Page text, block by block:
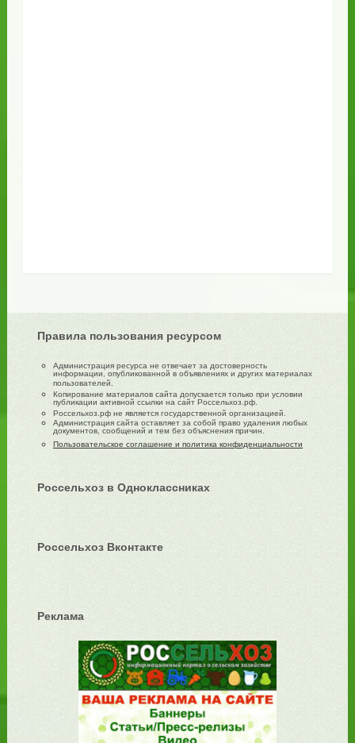
Правила пользования ресурсом
Администрация ресурса не отвечает за достоверность
информации, опубликованной в объявлениях и других материалах
пользователей.
Копирование материалов сайта допускается только при условии
публикации активной ссылки на сайт Россельхоз.рф.
Россельхоз.рф не является государственной организацией.
Администрация сайта оставляет за собой право удаления любых
документов, сообщений и тем без объяснения причин.
Пользовательское соглашение и политика конфиденциальности
Россельхоз в Одноклассниках
Россельхоз Вконтакте
Реклама